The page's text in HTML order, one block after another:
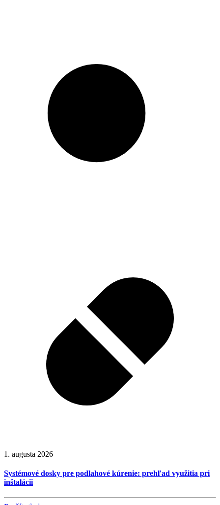
1. augusta 2026
Systémové dosky pre podlahové kúrenie: prehľad využitia pri
inštalácii